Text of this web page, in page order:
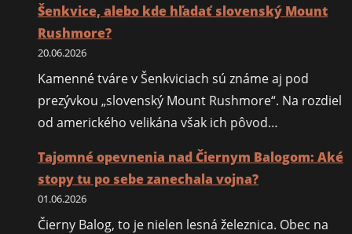
Šenkvice, alebo kde hľadať slovenský Mount
Rushmore?
20.06.2026
Kamenné tváre v Šenkviciach sú známe aj pod
prezývkou „slovenský Mount Rushmore“. Na rozdiel
od amerického velikána však ich pôvod…
Tajomné opevnenia nad Čiernym Balogom: Aké
stopy tu po sebe zanechala vojna?
01.06.2026
Čierny Balog, to je nielen lesná železnica. Obec na